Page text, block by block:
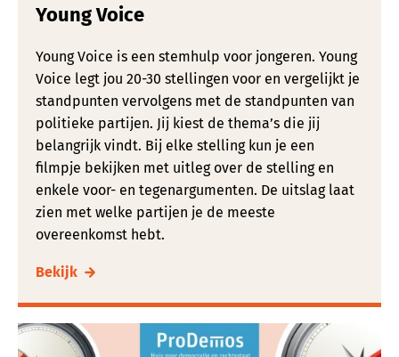
Young Voice
Young Voice is een stemhulp voor jongeren. Young
Voice legt jou 20-30 stellingen voor en vergelijkt je
standpunten vervolgens met de standpunten van
politieke partijen. Jij kiest de thema’s die jij
belangrijk vindt. Bij elke stelling kun je een
filmpje bekijken met uitleg over de stelling en
enkele voor- en tegenargumenten. De uitslag laat
zien met welke partijen je de meeste
overeenkomst hebt.
Bekijk